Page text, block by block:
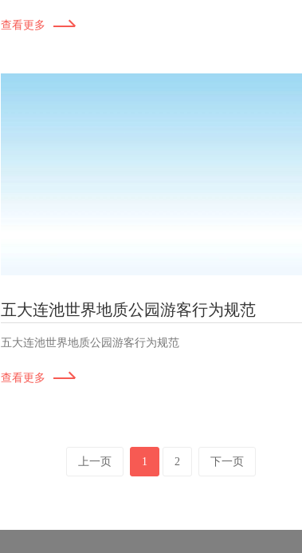
查看更多
五大连池世界地质公园游客行为规范
五大连池世界地质公园游客行为规范
查看更多
上一页 1 2 下一页